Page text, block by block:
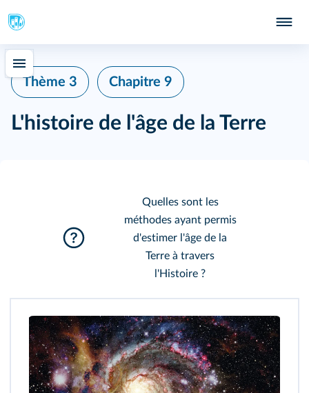
Thème 3 Chapitre 9
L'histoire de l'âge de la Terre
Quelles sont les
méthodes ayant permis
d'estimer l'âge de la
Terre à travers
l'Histoire ?